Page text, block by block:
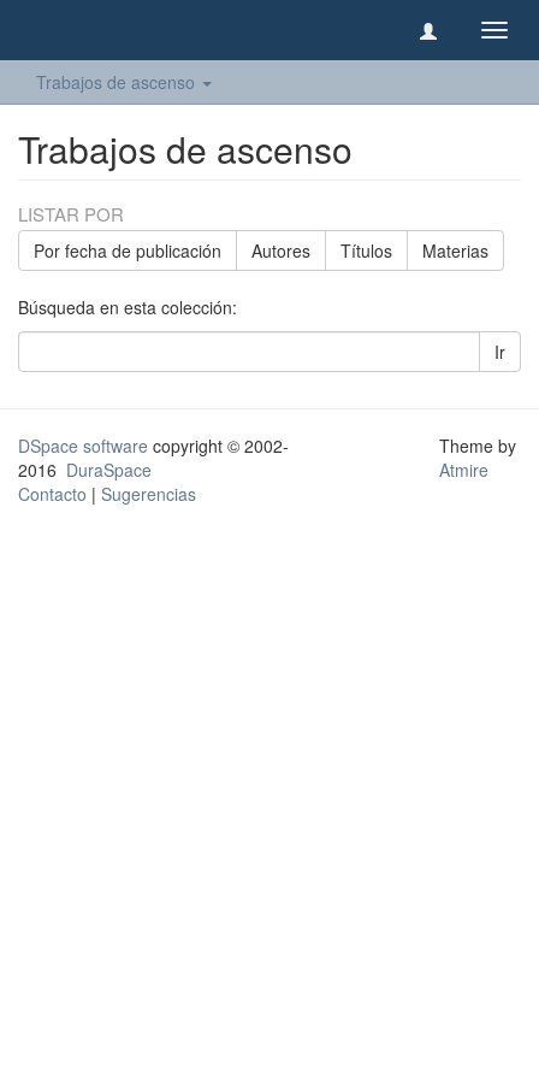
Trabajos de ascenso
Trabajos de ascenso
LISTAR POR
Por fecha de publicación Autores Títulos Materias
Búsqueda en esta colección:
Ir
DSpace software copyright © 2002-
2016 DuraSpace
Contacto | Sugerencias
Theme by
Atmire